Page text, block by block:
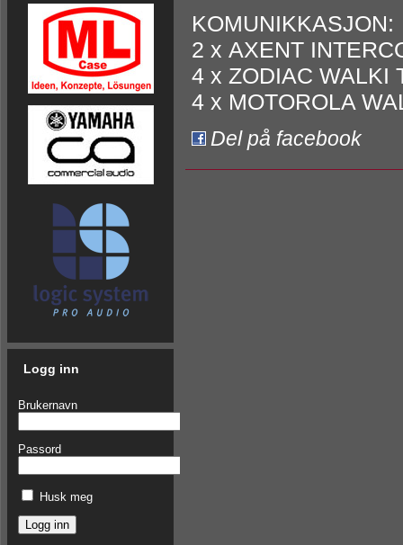
Logg inn
Brukernavn
Passord
Husk meg
KOMUNIKKASJON:
2 x AXENT
4 x ZODIAC WALKI
4 x MOTOROLA
Del på facebook